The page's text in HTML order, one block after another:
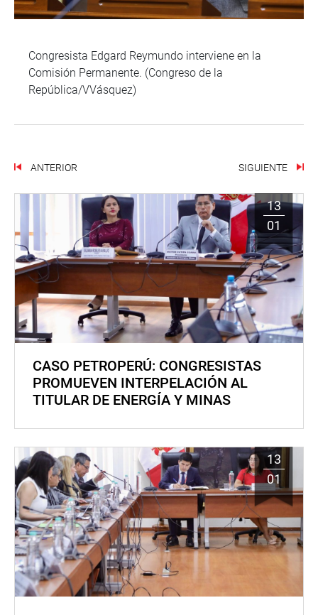
Congresista Edgard Reymundo interviene en la
Comisión Permanente. (Congreso de la
República/VVásquez)
ANTERIOR SIGUIENTE
13
01
CASO PETROPERÚ: CONGRESISTAS
PROMUEVEN INTERPELACIÓN AL
TITULAR DE ENERGÍA Y MINAS
13
01